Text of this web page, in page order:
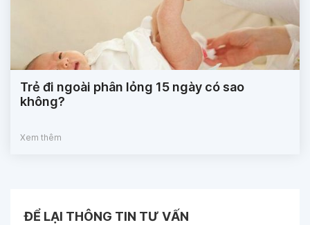
Trẻ đi ngoài phân lỏng 15 ngày có sao
không?
Xem thêm
ĐỂ LẠI THÔNG TIN TƯ VẤN